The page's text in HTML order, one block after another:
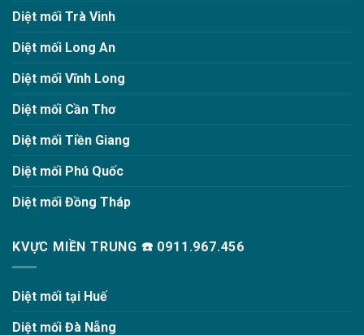
Diệt mối Trà Vinh
Diệt mối Long An
Diệt mối Vĩnh Long
Diệt mối Cần Thơ
Diệt mối Tiền Giang
Diệt mối Phú Quốc
Diệt mối Đồng Tháp
KVỰC MIỀN TRUNG ☎️ 0911.967.456
Diệt mối tại Huế
Diệt mối Đà Nẵng